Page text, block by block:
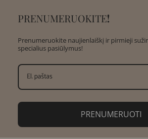
PRENUMERUOKITE!
Prenumeruokite naujienlaiškį ir pirmieji
specialius pasiūlymus!
PRENUMERUOTI